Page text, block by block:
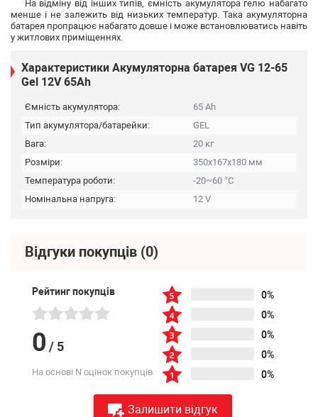
На відміну від інших типів, ємність акумулятора гелю набагато
менше і не залежить від низьких температур. Така акумуляторна
батарея пропрацює набагато довше і може встановлюватись навіть
у житлових приміщеннях.
Характеристики Акумуляторна батарея VG 12-65
Gel 12V 65Ah
Ємність акумулятора:
65 Ah
Тип акумулятора/батарейки:
GEL
Вага:
20 кг
Розміри:
350х167х180 мм
Температура роботи:
-20~60 °C
Номінальна напруга:
12 V
Відгуки покупців (0)
Рейтинг покупців
0 / 5
На основі N оцінок покупців
0%
0%
0%
0%
0%
Залишити відгук